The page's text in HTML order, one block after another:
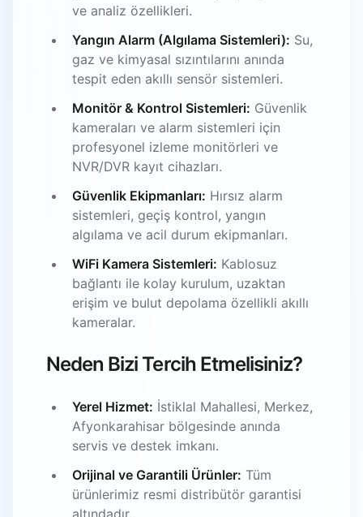
ve analiz özellikleri.
Yangın Alarm (Algılama Sistemleri): Su,
gaz ve kimyasal sızıntılarını anında
tespit eden akıllı sensör sistemleri.
Monitör & Kontrol Sistemleri: Güvenlik
kameraları ve alarm sistemleri için
profesyonel izleme monitörleri ve
NVR/DVR kayıt cihazları.
Güvenlik Ekipmanları: Hırsız alarm
sistemleri, geçiş kontrol, yangın
algılama ve acil durum ekipmanları.
WiFi Kamera Sistemleri: Kablosuz
bağlantı ile kolay kurulum, uzaktan
erişim ve bulut depolama özellikli akıllı
kameralar.
Neden Bizi Tercih Etmelisiniz?
Yerel Hizmet: İstiklal Mahallesi, Merkez,
Afyonkarahisar bölgesinde anında
servis ve destek imkanı.
Orijinal ve Garantili Ürünler: Tüm
ürünlerimiz resmi distribütör garantisi
altındadır.